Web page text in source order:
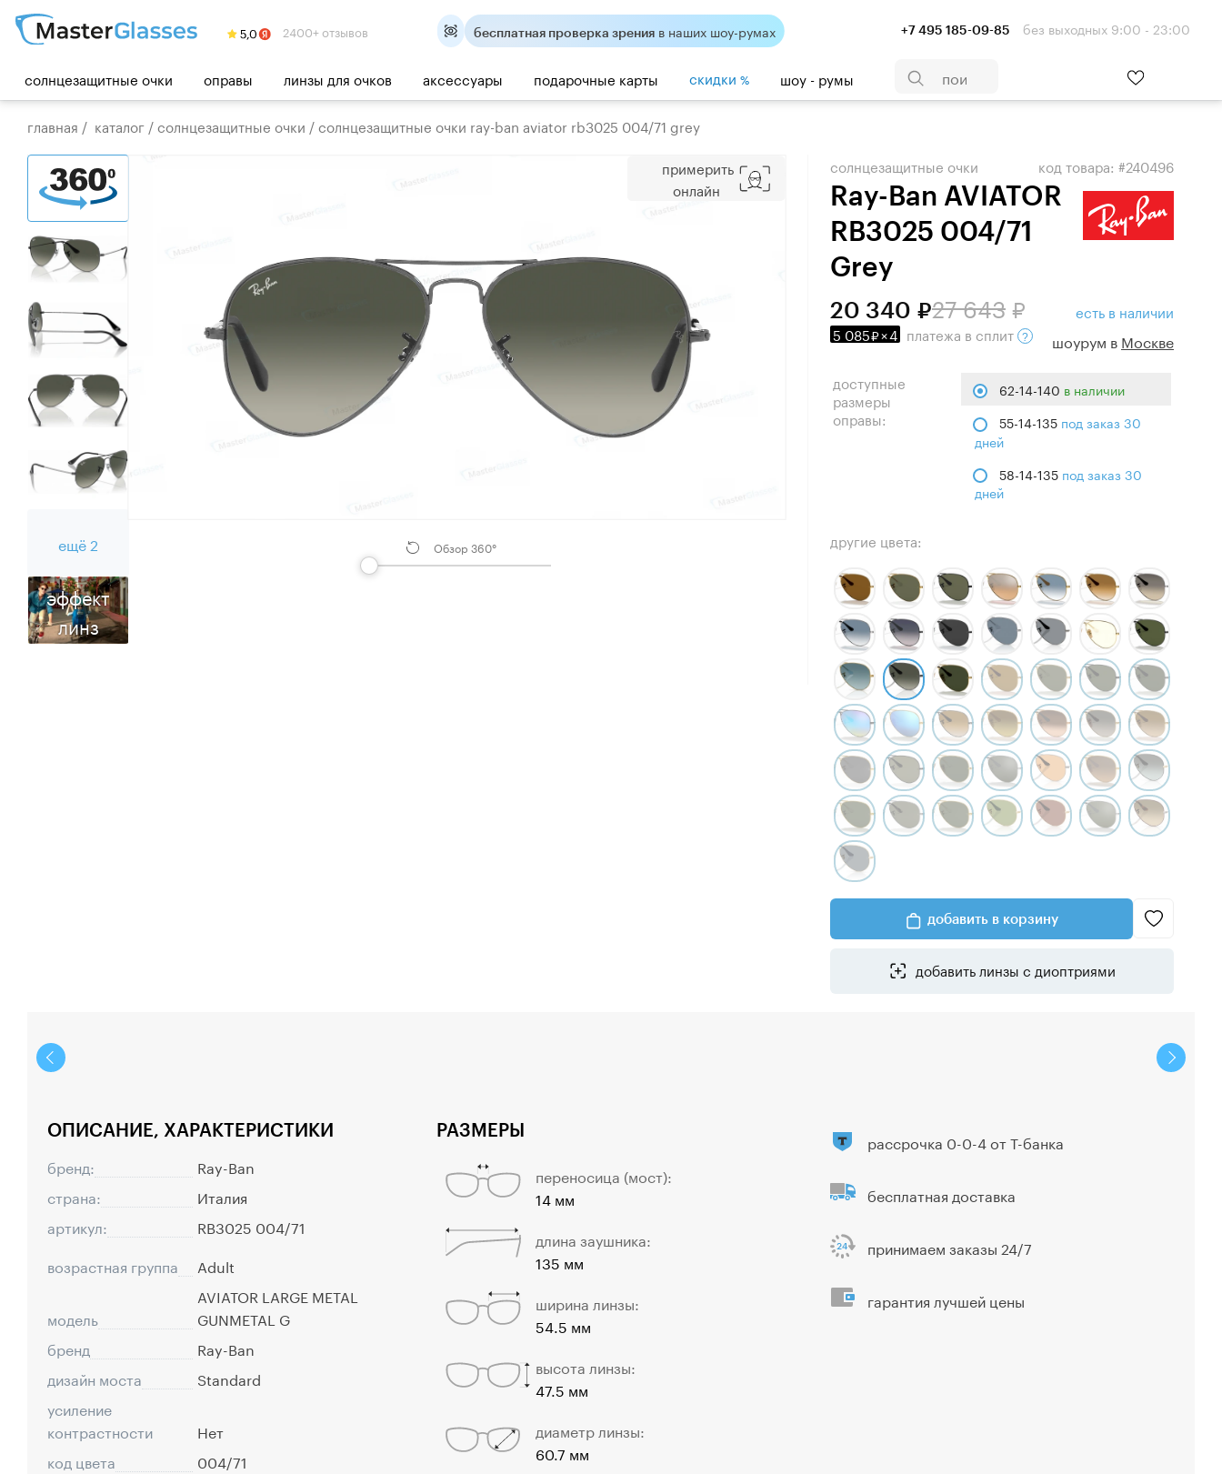
2400+ отзывов +7 495 185-09-85 без выходных 9:00 - 23:00
бесплатная проверка зрения в наших шоу-румах
солнцезащитные очки оправы линзы для очков аксессуары подарочные карты скидки % шоу - румы
главная / каталог /солнцезащитные очки /солнцезащитные очки ray-ban aviator rb3025 004/71 grey
примерить
онлайн
Обзор 360°
ещё 2
эффект
линз
солнцезащитные очки
Ray-Ban AVIATOR
RB3025 004/71
Grey
код товара: #240496
27 643
20 340
5 085 ×4 платежа в сплит
есть в наличии
шоурум в Москве
доступные
размеры
оправы:
62-14-140 в наличии
55-14-135 под заказ 30
дней
58-14-135 под заказ 30
дней
другие цвета:
добавить в корзину
добавить линзы с диоптриями
ОПИСАНИЕ, ХАРАКТЕРИСТИКИ
бренд:
Ray-Ban
страна:
Италия
артикул:
RB3025 004/71
возрастная группа
Adult
модель
AVIATOR LARGE METAL
GUNMETAL G
бренд
Ray-Ban
дизайн моста
Standard
усиление
контрастности
Нет
код цвета
004/71
РАЗМЕРЫ
переносица (мост):
14 мм
длина заушника:
135 мм
ширина линзы:
54.5 мм
высота линзы:
47.5 мм
диаметр линзы:
60.7 мм
рассрочка 0-0-4 от Т-банка
бесплатная доставка
принимаем заказы 24/7
гарантия лучшей цены